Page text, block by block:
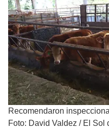
Recomendaron
Foto: David Valdez / El Sol